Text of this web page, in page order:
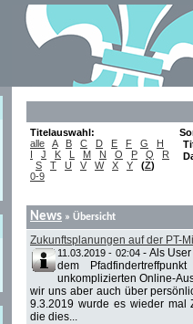
Titelauswahl:
alle
A B C D E F G
H
I
J K L M N O P Q
R
S
T U V W X Y (Z)
0-9
News » Übersicht
Zukunftsplanungen auf der PT-
11.03.2019 - 02:04- Als
dem
unkomplizierten Online-
wir uns aber auch über
9.3.2019 wurde es wieder mal
die dies...